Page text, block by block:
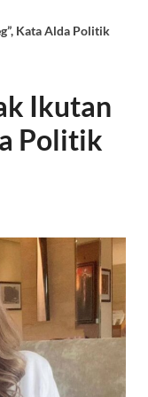
Kata Alda Politik
Ikutan
Politik